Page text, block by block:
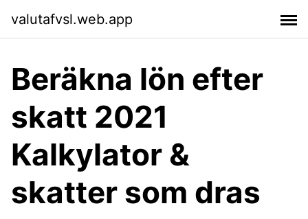
valutafvsl.web.app
Beräkna lön efter
skatt 2021
Kalkylator &
skatter som dras